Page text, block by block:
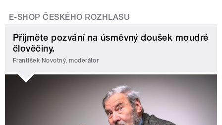
E-SHOP ČESKÉHO ROZHLASU
Přijměte pozvání na úsměvný doušek moudré
člověčiny.
František Novotný, moderátor